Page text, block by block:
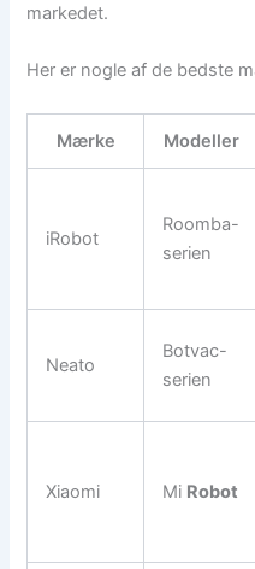
markedet.
Her er nogle af de bedste
Mærke Modeller
iRobot
Roomba-
serien
Neato
Botvac-
serien
Xiaomi Mi Robot